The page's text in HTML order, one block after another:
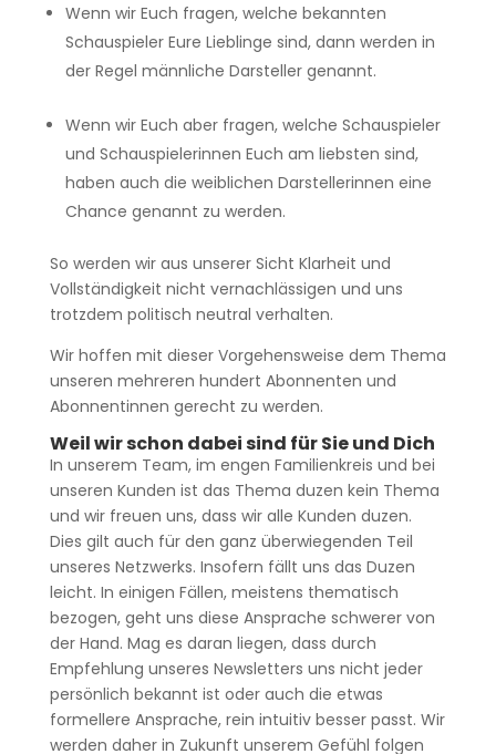
Wenn wir Euch fragen, welche bekannten
Schauspieler Eure Lieblinge sind, dann werden in
der Regel männliche Darsteller genannt.
Wenn wir Euch aber fragen, welche Schauspieler
und Schauspielerinnen Euch am liebsten sind,
haben auch die weiblichen Darstellerinnen eine
Chance genannt zu werden.
So werden wir aus unserer Sicht Klarheit und
Vollständigkeit nicht vernachlässigen und uns
trotzdem politisch neutral verhalten.
Wir hoffen mit dieser Vorgehensweise dem Thema
unseren mehreren hundert Abonnenten und
Abonnentinnen gerecht zu werden.
Weil wir schon dabei sind für Sie und Dich
In unserem Team, im engen Familienkreis und bei
unseren Kunden ist das Thema duzen kein Thema
und wir freuen uns, dass wir alle Kunden duzen.
Dies gilt auch für den ganz überwiegenden Teil
unseres Netzwerks. Insofern fällt uns das Duzen
leicht. In einigen Fällen, meistens thematisch
bezogen, geht uns diese Ansprache schwerer von
der Hand. Mag es daran liegen, dass durch
Empfehlung unseres Newsletters uns nicht jeder
persönlich bekannt ist oder auch die etwas
formellere Ansprache, rein intuitiv besser passt. Wir
werden daher in Zukunft unserem Gefühl folgen